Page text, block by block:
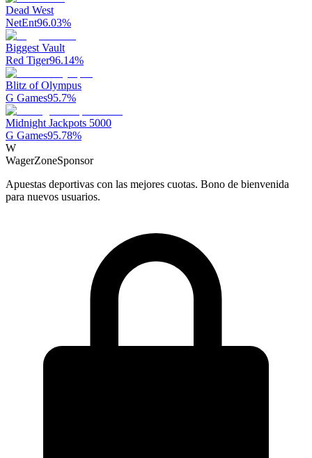
Dead West
NetEnt96.03%
Biggest Vault
Red Tiger96.14%
Blitz of Olympus
G Games95.7%
Midnight Jackpots 5000
G Games95.78%
W
WagerZoneSponsor
Apuestas deportivas con las mejores cuotas. Bono de bienvenida
para nuevos usuarios.